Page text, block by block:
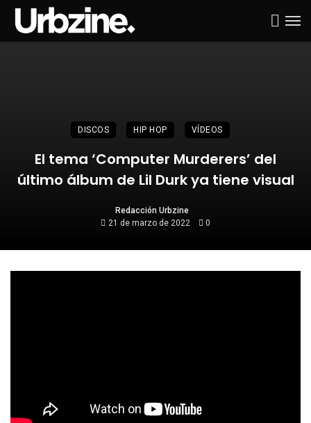
DISCOS HIP HOP VÍDEOS
El tema ‘Computer Murderers’ del
último álbum de Lil Durk ya tiene visual
Redacción Urbzine
21 de marzo de 2022
0